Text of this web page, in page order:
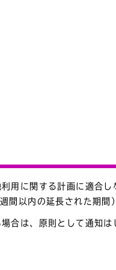
用に関する計画に適合し
間以内の延長された期間）
合は、原則として通知は